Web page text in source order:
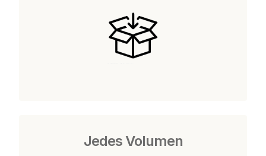
Jedes Volumen